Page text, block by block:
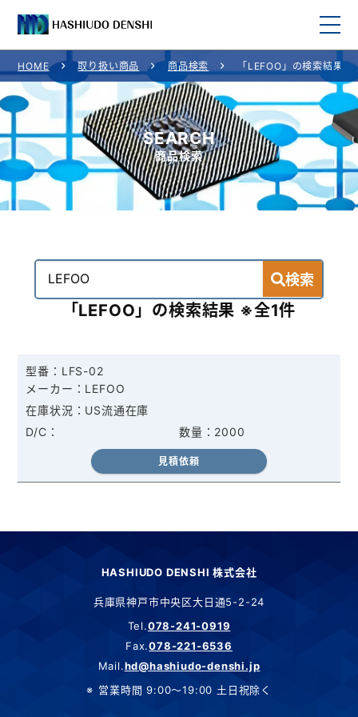
HOME
取り扱い商品
取り扱いメーカー一覧
ご利用案内
お問い合わせ
HOME 取り扱い商品 商品検索 「LEFOO」の検索結果
SEARCH
商品検索
検索
「LEFOO」の検索結果 ※全1件
LFS-02
LEFOO
2000
US流通在庫
見積依頼
HASHIUDO DENSHI 株式会社
兵庫県神戸市中央区大日通5-2-24
Tel.078-241-0919
Fax.078-221-6536
Mail.hd@hashiudo-denshi.jp
営業時間 9:00～19:00 土日祝除く